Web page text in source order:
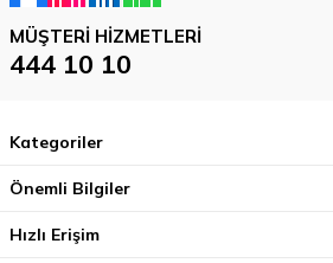
MÜŞTERI HIZMETLERI
444 10 10
Kategoriler
Önemli Bilgiler
Hızlı Erişim